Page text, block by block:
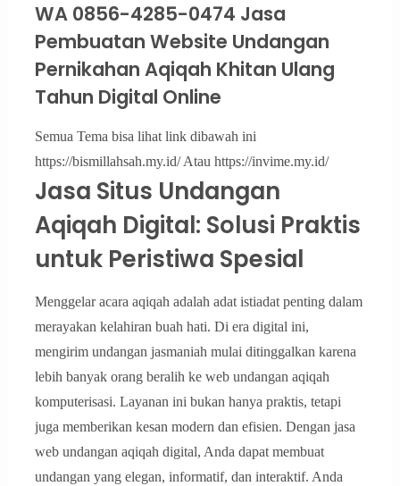
WA 0856-4285-0474 Jasa
Pembuatan Website Undangan
Pernikahan Aqiqah Khitan Ulang
Tahun Digital Online
Semua Tema bisa lihat link dibawah ini
https://bismillahsah.my.id/ Atau https://invime.my.id/
Jasa Situs Undangan
Aqiqah Digital: Solusi Praktis
untuk Peristiwa Spesial
Menggelar acara aqiqah adalah adat istiadat penting dalam
merayakan kelahiran buah hati. Di era digital ini,
mengirim undangan jasmaniah mulai ditinggalkan karena
lebih banyak orang beralih ke web undangan aqiqah
komputerisasi. Layanan ini bukan hanya praktis, tetapi
juga memberikan kesan modern dan efisien. Dengan jasa
web undangan aqiqah digital, Anda dapat membuat
undangan yang elegan, informatif, dan interaktif. Anda